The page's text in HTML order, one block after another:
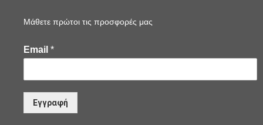
Μάθετε πρώτοι τις προσφορές μας
Email *
Εγγραφή